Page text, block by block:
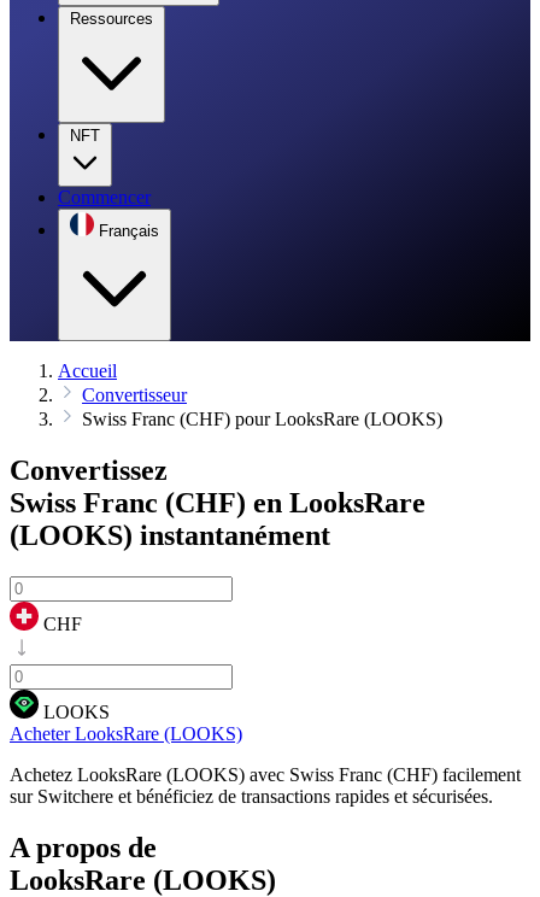
Ressources
NFT
Commencer
Français
Accueil
Convertisseur
Swiss Franc (CHF) pour LooksRare (LOOKS)
Convertissez
Swiss Franc (CHF) en LooksRare
(LOOKS) instantanément
CHF
LOOKS
Acheter LooksRare (LOOKS)
Achetez LooksRare (LOOKS) avec Swiss Franc (CHF) facilement
sur Switchere et bénéficiez de transactions rapides et sécurisées.
A propos de
LooksRare (LOOKS)